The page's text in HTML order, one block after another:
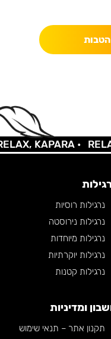
KAPARA • RELAX,
נרגילות רוסיות
נרגילות נירוסטה
נרגילות מיוחדות
נרגילות יוקרתיות
נרגילות קטנות
ומדיניות
תקנון אתר – תנאי שימוש